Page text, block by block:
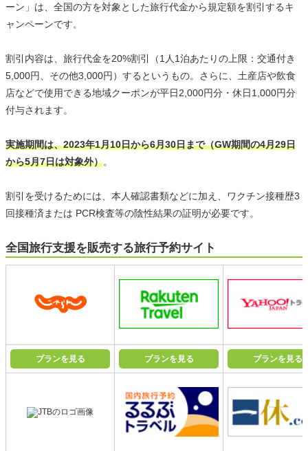
ーン」は、全国の方を対象とした旅行代金から規定額を割引するキ
ャンペーンです。
割引内容は、旅行代金を20%割引（1人1泊あたりの上限：交通付き
5,000円、その他3,000円）するというもの。さらに、土産店や飲食
店などで使用できる地域クーポンが平日2,000円分・休日1,000円分
付与されます。
実施期間は、2023年1月10日から6月30日まで（GW期間の4月29日
から5月7日は対象外）。
割引を受けるためには、本人確認書類などに加え、ワクチン接種歴3
回接種済または PCR検査等の陰性結果の証明が必要です。
全国旅行支援を販売する旅行予約サイト
プランを見る プランを見る プランを見る